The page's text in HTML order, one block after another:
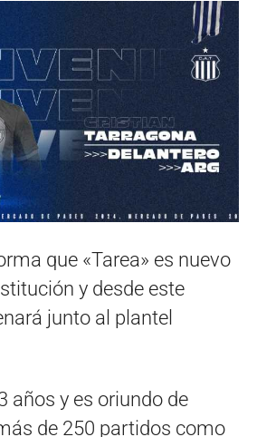
que «Tarea» es nuevo
y desde este
junto al plantel
años y es oriundo de
de 250 partidos como